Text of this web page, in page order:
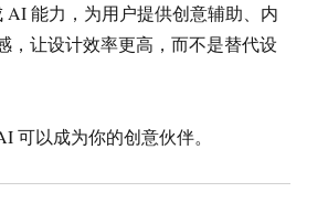
AI 能力，为用户提供创意辅助、内
，让设计效率更高，而不是替代设
可以成为你的创意伙伴。